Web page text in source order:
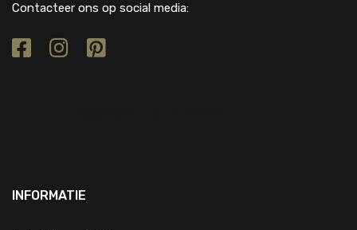
Contacteer ons op social media:
INFORMATIE